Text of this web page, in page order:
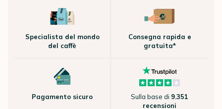
Specialista del mondo
del caffè
Consegna rapida e
gratuita*
Pagamento sicuro Sulla base di 9.351
recensioni